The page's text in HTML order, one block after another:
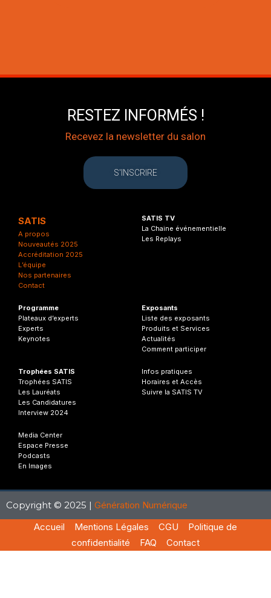
RESTEZ INFORMÉS !
Recevez la newsletter du salon
S'INSCRIRE
SATIS
A propos
Nouveautés 2025
Accréditation 2025
L’équipe
Nos partenaires
Contact
SATIS TV
La Chaine événementielle
Les Replays
Programme
Plateaux d’experts
Experts
Keynotes
Exposants
Liste des exposants
Produits et Services
Actualités
Comment participer
Trophées SATIS
Trophées SATIS
Les Lauréats
Les Candidatures
Interview 2024
Infos pratiques
Horaires et Accès
Suivre la SATIS TV
Media Center
Espace Presse
Podcasts
En Images
Copyright © 2025 | Génération Numérique
Accueil
Mentions Légales CGU
Politique de
confidentialité
FAQ Contact